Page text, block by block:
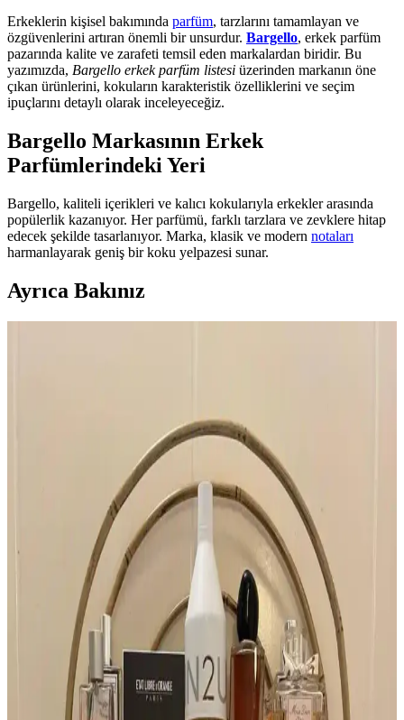
Erkeklerin kişisel bakımında parfüm, tarzlarını tamamlayan ve
özgüvenlerini artıran önemli bir unsurdur. Bargello, erkek parfüm
pazarında kalite ve zarafeti temsil eden markalardan biridir. Bu
yazımızda, Bargello erkek parfüm listesi üzerinden markanın öne
çıkan ürünlerini, kokuların karakteristik özelliklerini ve seçim
ipuçlarını detaylı olarak inceleyeceğiz.
Bargello Markasının Erkek
Parfümlerindeki Yeri
Bargello, kaliteli içerikleri ve kalıcı kokularıyla erkekler arasında
popülerlik kazanıyor. Her parfümü, farklı tarzlara ve zevklere hitap
edecek şekilde tasarlanıyor. Marka, klasik ve modern notaları
harmanlayarak geniş bir koku yelpazesi sunar.
Ayrıca Bakınız
versiyonları arasındaki formül ve tasarım farkları, kullanıcı
deneyimleri ve şişe etiketlerinin önemi detaylı şekilde inceleniyor.
Lattafa Parfümleri: Kalite, Kullanıcı Deneyimleri ve
Fiyat-Performans Değerlendirmesi
Lattafa parfümleri uygun fiyatları ve çeşitli koku profilleriyle dikkat
çekiyor. Kullanıcı deneyimleri kalite ve kalıcılık konusunda farklılık
gösterirken, macerasyon süreci öneriliyor.
İlkbahar İçin Katmanlı Parfüm ve Doğal Koku
Önerileriyle Ferah Aromalar
İlkbahar için yeşil çay, armut ve elma gibi taze notalarla katmanlama
yöntemiyle oluşturulan parfüm ve koku önerileri, doğal ve hafif
aromalar sunarak kalıcı ferahlık sağlar.
Harajuku Lovers G ve Glossier Fleur Parfümleri: